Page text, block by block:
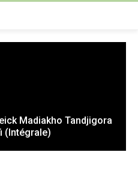
Madiakho Tandjigora
(Intégrale)